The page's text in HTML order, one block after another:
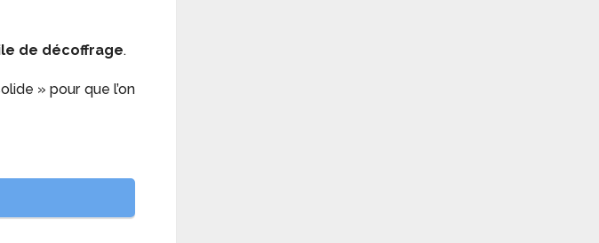
de décoffrage.
» pour que l’on